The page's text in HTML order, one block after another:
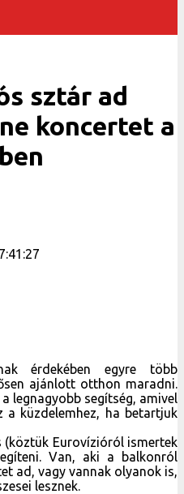
sztár ad
koncertet a
érdekében egyre több
ajánlott otthon maradni.
legnagyobb segítség, amivel
a küzdelemhez, ha betartjuk
(köztük Eurovízióról ismertek
Van, aki a balkonról
ad, vagy vannak olyanok is,
lesznek.